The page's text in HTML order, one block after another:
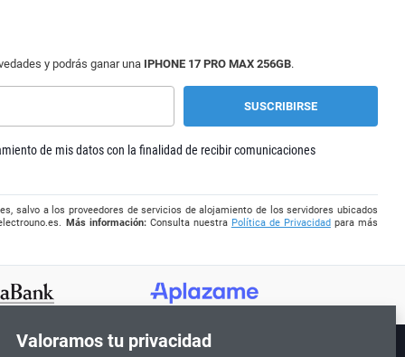
y podrás ganar una IPHONE 17 PRO MAX 256GB.
de mis datos con la finalidad de recibir comunicaciones
salvo a los proveedores de servicios de alojamiento de los servidores ubicados
. Más información:Consulta nuestra Política de Privacidadpara más
Valoramos tu privacidad